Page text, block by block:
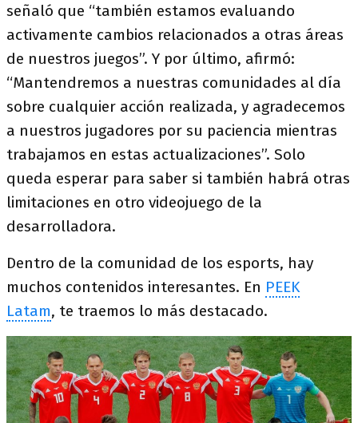
señaló que “también estamos evaluando
activamente cambios relacionados a otras áreas
de nuestros juegos”. Y por último, afirmó:
“Mantendremos a nuestras comunidades al día
sobre cualquier acción realizada, y agradecemos
a nuestros jugadores por su paciencia mientras
trabajamos en estas actualizaciones”. Solo
queda esperar para saber si también habrá otras
limitaciones en otro videojuego de la
desarrolladora.
Dentro de la comunidad de los esports, hay
muchos contenidos interesantes. En PEEK
Latam, te traemos lo más destacado.